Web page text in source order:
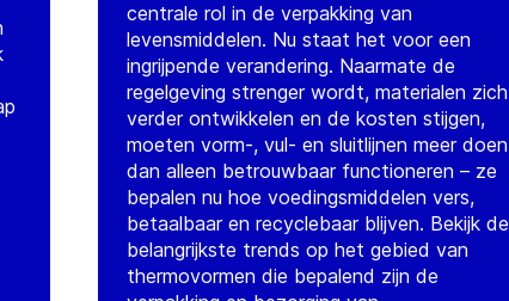
centrale rol in de verpakking van
levensmiddelen. Nu staat het voor een
ingrijpende verandering. Naarmate de
regelgeving strenger wordt, materialen zich
verder ontwikkelen en de kosten stijgen,
moeten vorm-, vul- en sluitlijnen meer doen
dan alleen betrouwbaar functioneren – ze
bepalen nu hoe voedingsmiddelen vers,
betaalbaar en recyclebaar blijven. Bekijk de
belangrijkste trends op het gebied van
thermovormen die bepalend zijn de